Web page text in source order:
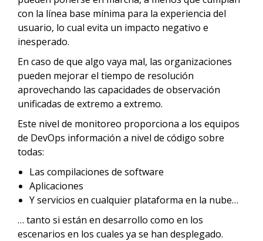
con la línea base mínima para la experiencia del
usuario, lo cual evita un impacto negativo e
inesperado.
En caso de que algo vaya mal, las organizaciones
pueden mejorar el tiempo de resolución
aprovechando las capacidades de observación
unificadas de extremo a extremo.
Este nivel de monitoreo proporciona a los equipos
de DevOps información a nivel de código sobre
todas:
Las compilaciones de software
Aplicaciones
Y servicios en cualquier plataforma en la nube…
… tanto si están en desarrollo como en los
escenarios en los cuales ya se han desplegado.